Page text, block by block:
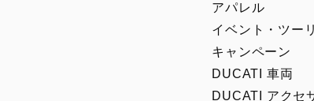
アパレル
イベント・ツー
キャンペーン
DUCATI 車両
DUCATI アクセ